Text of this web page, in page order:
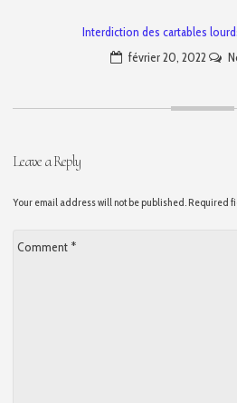
Interdiction des cartables
février 20, 2022
Leave a Reply
Your email address will not be published. Required
Comment